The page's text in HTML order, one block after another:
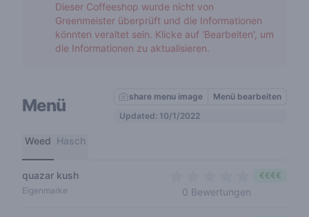
Dieser Coffeeshop wurde nicht von
Greenmeister überprüft und die Informationen
könnten veraltet sein. Klicke auf 'Bearbeiten', um
die Informationen zu aktualisieren.
Menü share menu image
Menü bearbeiten
Updated: 10/1/2022
Weed Hasch
quazar kush
Eigenmarke 0 Bewertungen
€€€€